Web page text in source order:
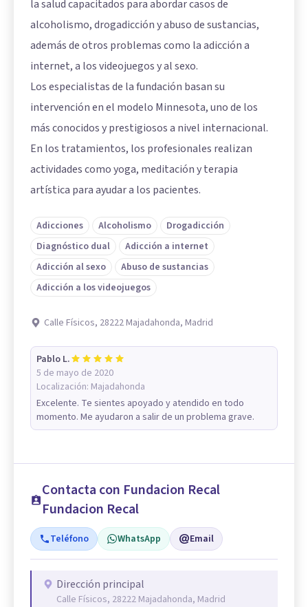
la salud capacitados para abordar casos de
alcoholismo, drogadicción y abuso de sustancias,
además de otros problemas como la adicción a
internet, a los videojuegos y al sexo.
Los especialistas de la fundación basan su
intervención en el modelo Minnesota, uno de los
más conocidos y prestigiosos a nivel internacional.
En los tratamientos, los profesionales realizan
actividades como yoga, meditación y terapia
artística para ayudar a los pacientes.
Adicciones Alcoholismo
Drogadicción
Diagnóstico dual
Adicción a internet
Adicción al sexo
Abuso de sustancias
Adicción a los videojuegos
Calle Físicos, 28222 Majadahonda, Madrid
Pablo L.
5 de mayo de 2020
Localización: Majadahonda
Excelente. Te sientes apoyado y atendido en todo
momento. Me ayudaron a salir de un problema grave.
Contacta con Fundacion Recal
Fundacion Recal
Teléfono WhatsApp Email
Dirección principal
Calle Físicos, 28222 Majadahonda, Madrid